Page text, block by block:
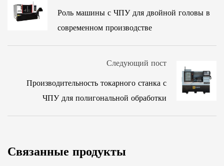
Роль машины с ЧПУ для двойной головы в
современном производстве
Следующий пост
Производительность токарного станка с
ЧПУ для полигональной обработки
Связанные продукты